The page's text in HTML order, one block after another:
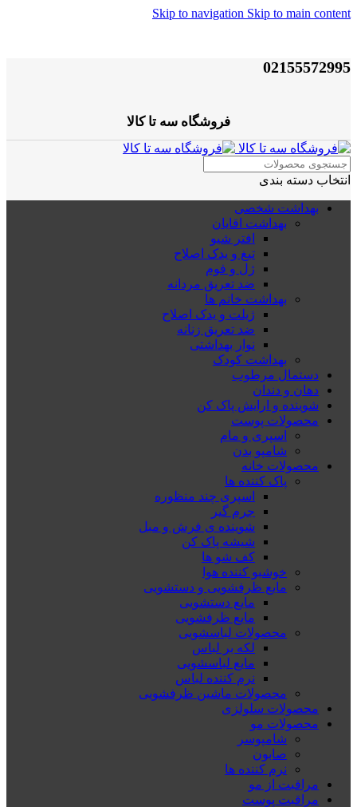
Skip to navigation Skip to main content
02155572995
فروشگاه سه تا کالا
انتخاب دسته بندی
بهداشت شخصی
بهداشت اقایان
افتر شیو
تیغ و یدک اصلاح
ژل و فوم
ضد تعریق مردانه
بهداشت خانم ها
ژیلت و یدک اصلاح
ضد تعریق زنانه
نوار بهداشتی
بهداشت کودک
دستمال مرطوب
دهان و دندان
شوینده و ارایش پاک کن
محصولات پوست
اسپری و مام
شامپو بدن
محصولات خانه
پاک کننده ها
اسپری چند منظوره
جرم گیر
شوینده ی فرش و مبل
شیشه پاک کن
کف شو ها
خوشبو کننده هوا
مایع ظرفشویی و دستشویی
مایع دستشویی
مایع ظرفشویی
محصولات لباسشویی
لکه بر لباس
مایع لباسشویی
نرم کننده لباس
محصولات ماشین ظرفشویی
محصولات سلولزی
محصولات مو
شامپوسر
صابون
نرم کننده ها
مراقبت از مو
مراقبت پوست